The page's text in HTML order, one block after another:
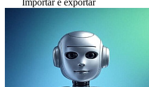
Importar e exportar